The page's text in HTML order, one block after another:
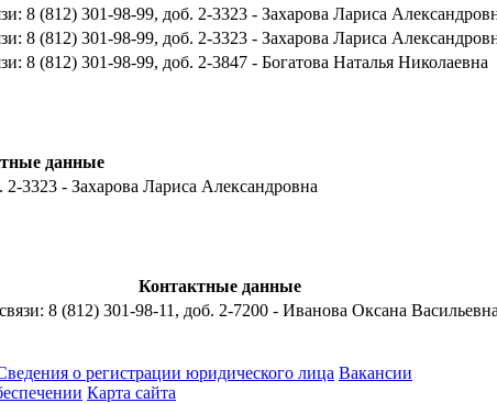
8 (812) 301-98-99, доб. 2-3323 - Захарова Лариса
8 (812) 301-98-99, доб. 2-3323 - Захарова Лариса
8 (812) 301-98-99, доб. 2-3847 - Богатова Наталья Николаевна
данные
2-3323 - Захарова Лариса Александровна
Контактные данные
8 (812) 301-98-11, доб. 2-7200 - Иванова Оксана Васильевна
о регистрации юридического лица Вакансии
Карта сайта